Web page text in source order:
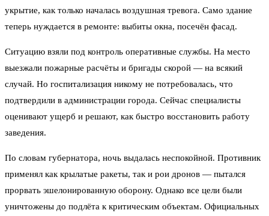
укрытие, как только началась воздушная тревога. Само здание
теперь нуждается в ремонте: выбиты окна, посечён фасад.
Ситуацию взяли под контроль оперативные службы. На место
выезжали пожарные расчёты и бригады скорой — на всякий
случай. Но госпитализация никому не потребовалась, что
подтвердили в администрации города. Сейчас специалисты
оценивают ущерб и решают, как быстро восстановить работу
заведения.
По словам губернатора, ночь выдалась неспокойной. Противник
применял как крылатые ракеты, так и рои дронов — пытался
прорвать эшелонированную оборону. Однако все цели были
уничтожены до подлёта к критическим объектам. Официальных